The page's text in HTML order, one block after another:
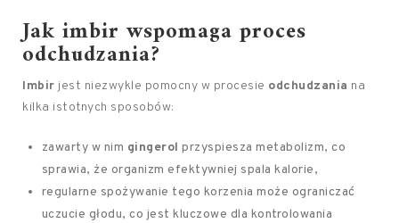
Jak imbir wspomaga proces
odchudzania?
Imbir jest niezwykle pomocny w procesie odchudzania na
kilka istotnych sposobów:
zawarty w nim gingerol przyspiesza metabolizm, co
sprawia, że organizm efektywniej spala kalorie,
regularne spożywanie tego korzenia może ograniczać
uczucie głodu, co jest kluczowe dla kontrolowania